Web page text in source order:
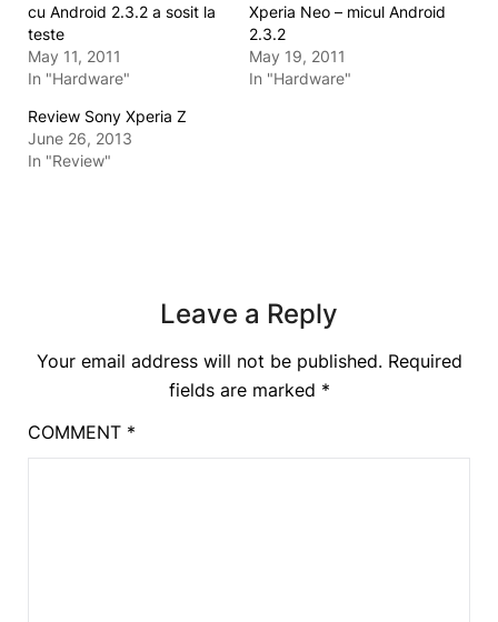
cu Android 2.3.2 a sosit la
teste
May 11, 2011
In "Hardware"
Xperia Neo – micul Android
2.3.2
May 19, 2011
In "Hardware"
Review Sony Xperia Z
June 26, 2013
In "Review"
Leave a Reply
Your email address will not be published. Required
fields are marked *
COMMENT *